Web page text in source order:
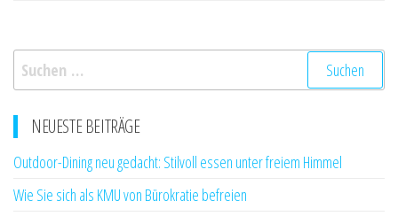
Suchen
nach:
NEUESTE BEITRÄGE
Outdoor-Dining neu gedacht: Stilvoll essen unter freiem Himmel
Wie Sie sich als KMU von Bürokratie befreien